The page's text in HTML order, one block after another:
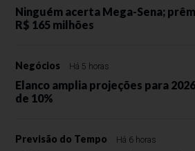
Ninguém acerta Mega-Sena;
R$ 165 milhões
Negócios Há 5 horas
Elanco amplia projeções para
de 10%
Previsão do Tempo Há 6 horas